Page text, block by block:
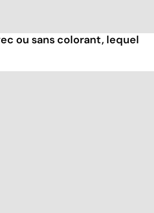
ou sans colorant, lequel